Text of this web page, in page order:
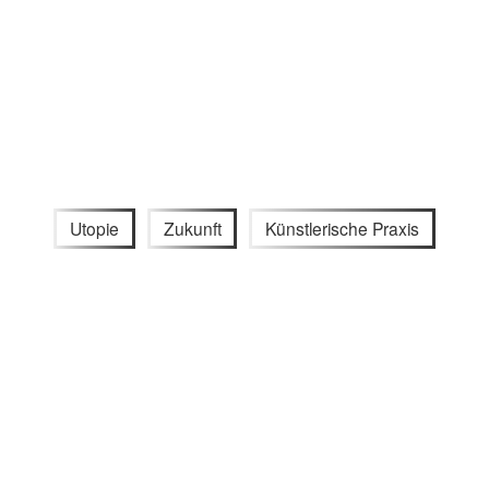
Utopie Zukunft Künstlerische Praxis